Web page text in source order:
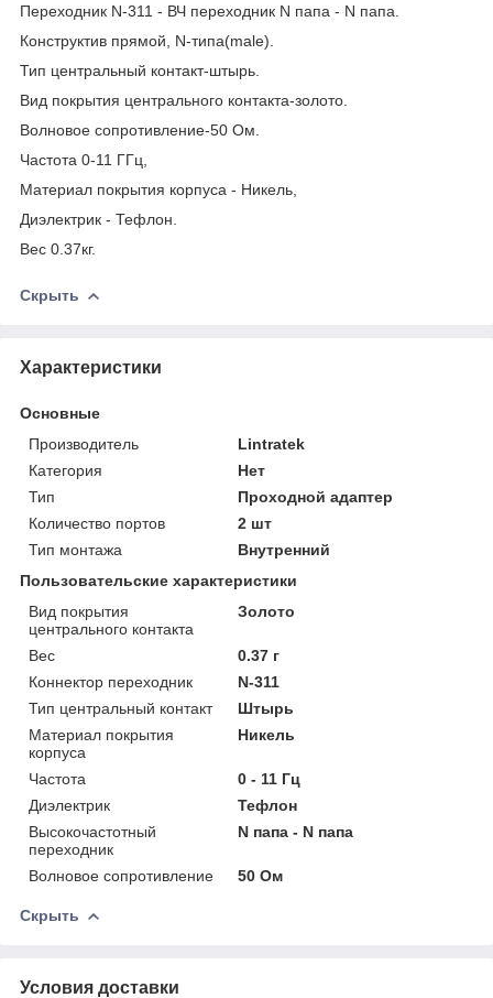
Переходник N-311 - ВЧ переходник N папа - N папа.
Конструктив прямой, N-типа(male).
Тип центральный контакт-штырь.
Вид покрытия центрального контакта-золото.
Волновое сопротивление-50 Ом.
Частота 0-11 ГГц,
Материал покрытия корпуса - Никель,
Диэлектрик - Тефлон.
Вес 0.37кг.
Скрыть
Характеристики
Основные
Производитель
Lintratek
Категория
Нет
Тип
Проходной адаптер
Количество портов
2 шт
Тип монтажа
Внутренний
Пользовательские характеристики
Вид покрытия
центрального контакта
Золото
Вес
0.37 г
Коннектор переходник
N-311
Тип центральный контакт
Штырь
Материал покрытия
корпуса
Никель
Частота
0 - 11 Гц
Диэлектрик
Тефлон
Высокочастотный
переходник
N папа - N папа
Волновое сопротивление 50 Ом
Скрыть
Условия доставки